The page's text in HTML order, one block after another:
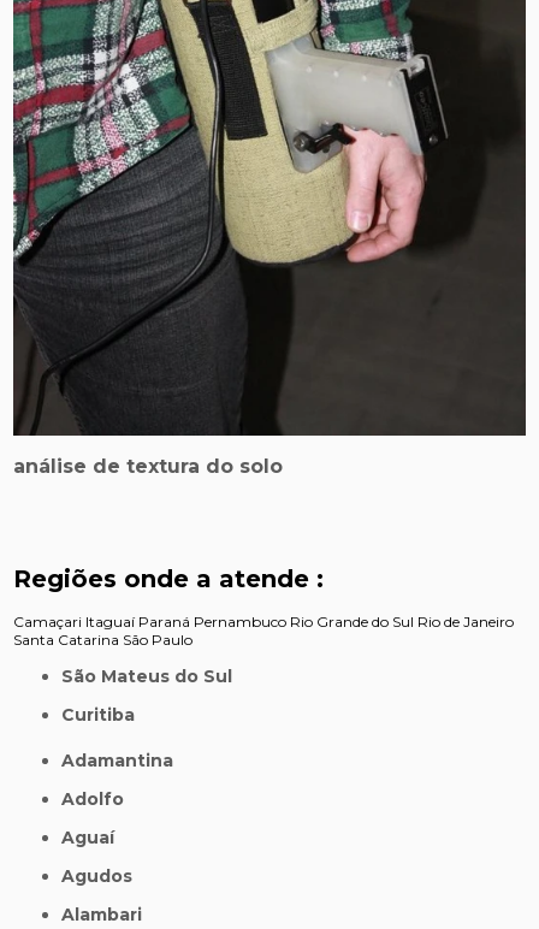
análise de textura do solo
Regiões onde a atende :
Camaçari Itaguaí Paraná Pernambuco Rio Grande do Sul Rio de Janeiro
Santa Catarina São Paulo
São Mateus do Sul
Curitiba
Adamantina
Adolfo
Aguaí
Agudos
Alambari